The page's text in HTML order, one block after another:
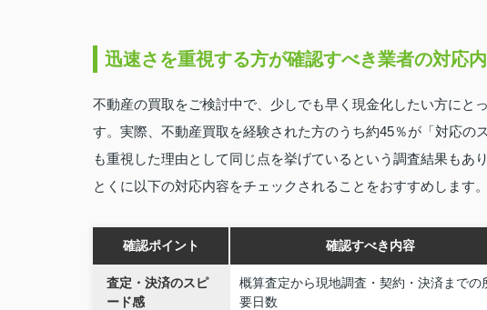
迅速さを重視する方が確認すべき業者の対応
不動産の買取をご検討中で、少しでも早く現金化したい方にと
す。実際、不動産買取を経験された方のうち約45％が「対応の
も重視した理由として同じ点を挙げているという調査結果もあ
とくに以下の対応内容をチェックされることをおすすめします。
確認ポイント 確認すべき内容
査定・決済のスピ
ード感
概算査定から現地調査・契約・決済までの
要日数